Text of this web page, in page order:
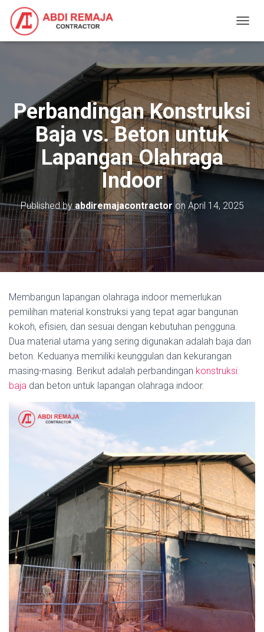
O
L
A
V
G
I
Perbandingan Konstruksi
Baja vs. Beton untuk
Lapangan Olahraga
Indoor
Published byabdiremajacontractor on April 14, 2025
Membangun lapangan olahraga indoor memerlukan
pemilihan material konstruksi yang tepat agar bangunan
kokoh, efisien, dan sesuai dengan kebutuhan pengguna.
Dua material utama yang sering digunakan adalah baja dan
beton. Keduanya memiliki keunggulan dan kekurangan
masing-masing. Berikut adalah perbandingan konstruksi
baja dan beton untuk lapangan olahraga indoor.